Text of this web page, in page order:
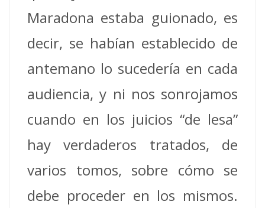
Maradona estaba guionado, es
decir, se habían establecido de
antemano lo sucedería en cada
audiencia, y ni nos sonrojamos
cuando en los juicios “de lesa”
hay verdaderos tratados, de
varios tomos, sobre cómo se
debe proceder en los mismos.